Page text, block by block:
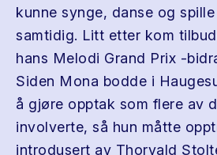
kunne synge, danse og
samtidig. Litt etter kom
hans Melodi Grand Prix -
Siden Mona bodde i
å gjøre opptak som flere av
involverte, så hun måtte
introdusert av Thorvald